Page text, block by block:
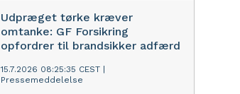
udvikling, han i høj grad selv var med
til at forme.
Udpræget tørke kræver
omtanke: GF Forsikring
opfordrer til brandsikker adfærd
15.7.2026 08:25:35 CEST
Pressemeddelelse